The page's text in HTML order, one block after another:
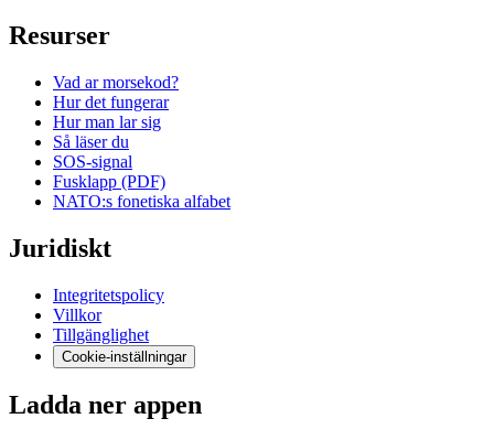
Resurser
Vad ar morsekod?
Hur det fungerar
Hur man lar sig
Så läser du
SOS-signal
Fusklapp (PDF)
NATO:s fonetiska alfabet
Juridiskt
Integritetspolicy
Villkor
Tillgänglighet
Cookie-inställningar
Ladda ner appen